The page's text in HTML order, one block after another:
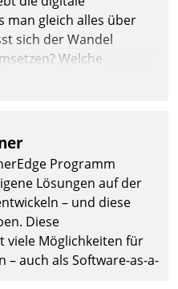
man gleich alles über
sich der Wandel
Welche
Programm
Lösungen auf der
– und diese
Diese
viele Möglichkeiten für
auch als Software-as-a-